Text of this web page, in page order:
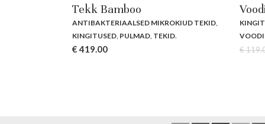
Tekk Bamboo
ANTIBAKTERIAALSED MIKROKIUD TEKID
KINGITUSED PULMAD TEKID.
€419.00 €